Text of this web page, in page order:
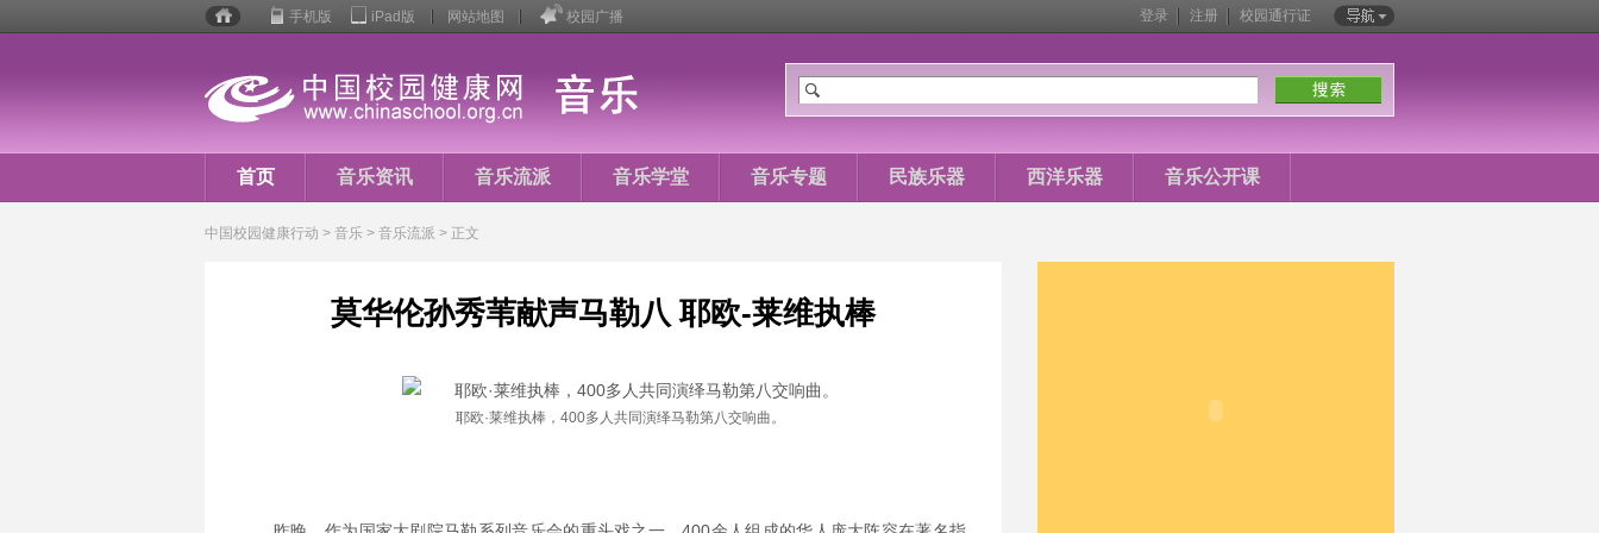
行动
手机版 iPad版 网站地图
校园广播
登录 注册 校园通行证
首页 音乐资讯 音乐流派 音乐学堂 音乐专题 民族乐器 西洋乐器 音乐公开课
音乐人生
中国校园健康行动 > 音乐 > 音乐流派 > 正文
莫华伦孙秀苇献声马勒八 耶欧-莱维执棒
耶欧·莱维执棒，400多人共同演绎马勒第八交响曲。